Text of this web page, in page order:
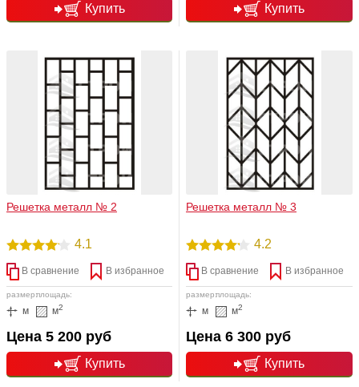
Купить
подробнее
Купить
подробнее
Решетка металл № 2
4.1
В сравнение В избранное
размер:
м
площадь:
м2
Купить
Цена 5 200 руб
подробнее
Решетка металл № 3
4.2
В сравнение В избранное
размер:
м
площадь:
м2
Купить
Цена 6 300 руб
подробнее